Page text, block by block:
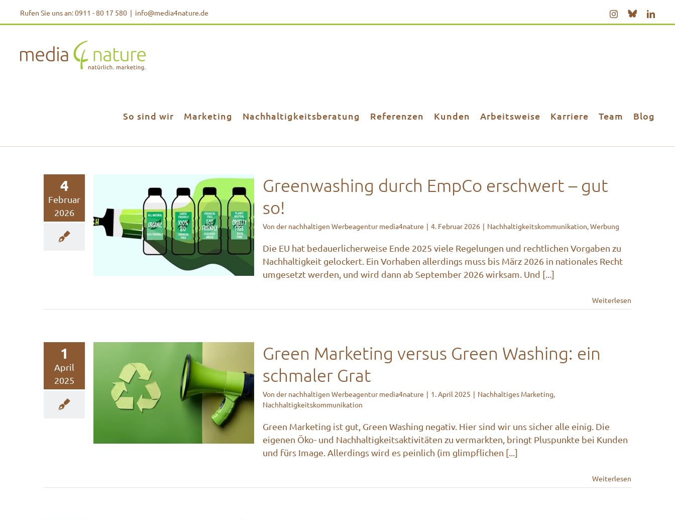
Inhalt
Rufen Sie uns an: 0911 - 80 17 580 | info@media4nature.de InstagramBluesky
So sind wir Marketing Nachhaltigkeitsberatung Referenzen Kunden Arbeitsweise Karriere Team Blog
4
Februar
2026
Greenwashing durch
EmpCo erschwert –
gut so!
Nachhaltigkeitskommunikation Werbung
Greenwashing durch EmpCo erschwert – gut
so!
Von der nachhaltigen Werbeagentur media4nature | 4. Februar 2026 | Nachhaltigkeitskommunikation Werbung
Die EU hat bedauerlicherweise Ende 2025 viele Regelungen und rechtlichen Vorgaben zu
Nachhaltigkeit gelockert. Ein Vorhaben allerdings muss bis März 2026 in nationales Recht
umgesetzt werden, und wird dann ab September 2026 wirksam. Und [...]
Weiterlesen
1
April
2025
Green Marketing
versus Green Washing:
ein schmaler Grat
Green Marketing versus Green Washing: ein
schmaler Grat
Von der nachhaltigen Werbeagentur media4nature | 1. April 2025 | Nachhaltiges Marketing
Nachhaltigkeitskommunikation
Green Marketing ist gut, Green Washing negativ. Hier sind wir uns sicher alle einig. Die
eigenen Öko- und Nachhaltigkeitsaktivitäten zu vermarkten, bringt Pluspunkte bei Kunden
und fürs Image. Allerdings wird es peinlich (im glimpflichen [...]
Weiterlesen